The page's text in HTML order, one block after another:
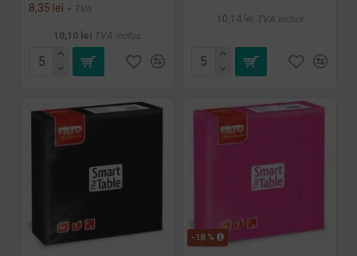
8,35 lei + TVA
10,10 lei TVA inclus
10,14 lei TVA inclus
-18 %